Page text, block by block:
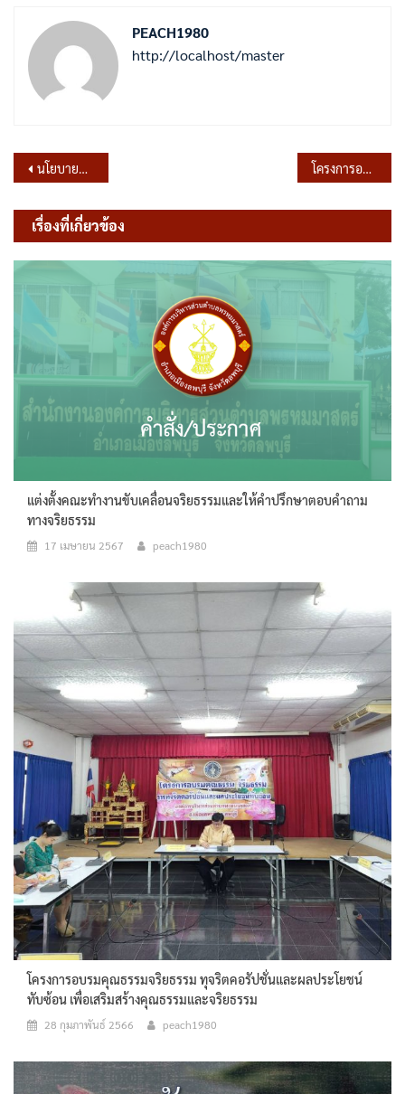
PEACH1980
http://localhost/master
แนะแนว
เรื่อง
นโยบายการไม่รับของขวัญและของกำนัลทุกชนิดจากการปฏิบัติหน้าที่ (No Gift Policy) ขององค์การบริหารส่วนตำบลพรหมมาสตร์ ประจำปีงบประมาณ พ.ศ.2569 โครงการอบรมคุณธรรมจริยธรรม ทุจริตคอรัปชั่นและผลประโยชน์ทับซ้อน เพื่อเสริมสร้างคุณธรรมและจริยธรรม
เรื่องที่เกี่ยวข้อง
แต่งตั้งคณะทำงานขับเคลื่อนจริยธรรมและให้คำปรึกษาตอบคำถาม
ทางจริยธรรม
17 เมษายน 2567 peach1980
โครงการอบรมคุณธรรมจริยธรรม ทุจริตคอรัปชั่นและผลประโยชน์
ทับซ้อน เพื่อเสริมสร้างคุณธรรมและจริยธรรม
28 กุมภาพันธ์ 2566 peach1980